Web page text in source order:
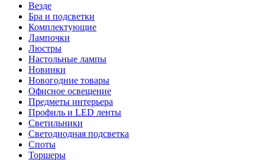
Везде
Бра и подсветки
Комплектующие
Лампочки
Люстры
Настольные лампы
Новинки
Новогодние товары
Офисное освещение
Предметы интерьера
Профиль и LED ленты
Светильники
Светодиодная подсветка
Споты
Торшеры